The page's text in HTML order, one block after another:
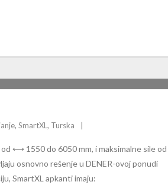
, SmartXL , Turska
⟷ 1550 do 6050 mm, i maksimalne sile od
osnovno rešenje u DENER-ovoj ponudi
SmartXL apkanti imaju: